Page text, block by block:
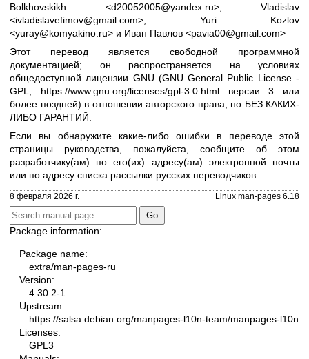
Bolkhovskikh <d20052005@yandex.ru>, Vladislav
<ivladislavefimov@gmail.com>, Yuri Kozlov
<yuray@komyakino.ru> и Иван Павлов <pavia00@gmail.com>
Этот перевод является свободной программной
документацией; он распространяется на условиях
общедоступной лицензии GNU (GNU General Public License -
GPL, https://www.gnu.org/licenses/gpl-3.0.htmlверсии 3 или
более поздней) в отношении авторского права, но БЕЗ КАКИХ-
ЛИБО ГАРАНТИЙ.
Если вы обнаружите какие-либо ошибки в переводе этой
страницы руководства, пожалуйста, сообщите об этом
разработчику(ам) по его(их) адресу(ам) электронной почты
или по адресу списка рассылки русских переводчиков.
8 февраля 2026 г. Linux man-pages 6.18
Package information:
Package name:
extra/man-pages-ru
Version:
4.30.2-1
Upstream:
https://salsa.debian.org/manpages-l10n-team/manpages-l10n
Licenses:
GPL3